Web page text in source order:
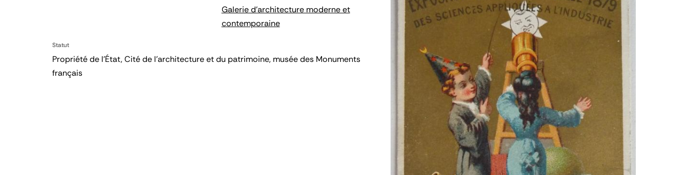
Galerie d'architecture moderne et
contemporaine
Statut
Propriété de l’État, Cité de l’architecture et du patrimoine, musée des Monuments
français